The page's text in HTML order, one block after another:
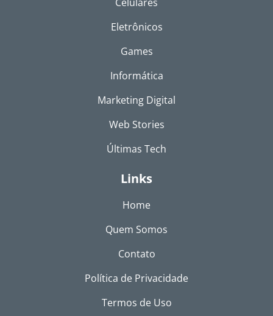
Eletrônicos
Games
Informática
Marketing Digital
Web Stories
Últimas Tech
Links
Home
Quem Somos
Contato
Política de Privacidade
Termos de Uso